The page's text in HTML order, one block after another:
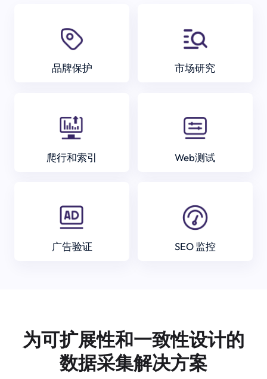
品牌保护 市场研究
爬行和索引 Web测试
广告验证 SEO 监控
为可扩展性和一致性设计的
数据采集解决方案